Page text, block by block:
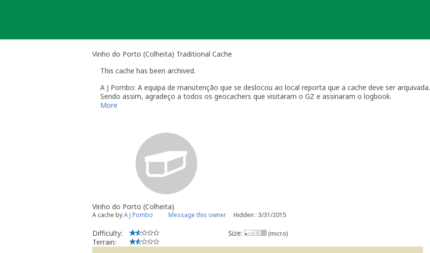
Vinho do Porto (Colheita) Traditional Cache
This cache has been archived.
A J Pombo: A equipa de manutenção que se deslocou ao local reporta que a cache deve ser arquivada.
Sendo assim, agradeço a todos os geocachers que visitaram o GZ e assinaram o logbook.
Sejam felizes e se conduzirem não bebam.
More
Vinho do Porto (Colheita)
A cache byA J Pombo Message this owner Hidden : 3/31/2015
Difficulty:
Terrain:
Size: (micro)